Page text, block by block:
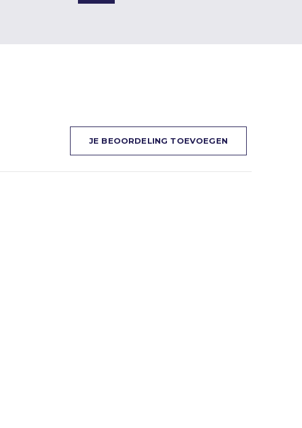
JE BEOORDELING TOEVOEGEN